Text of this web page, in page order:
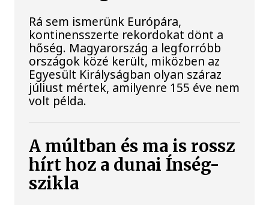
Rá sem ismerünk Európára,
kontinensszerte rekordokat dönt a
hőség. Magyarország a legforróbb
országok közé került, miközben az
Egyesült Királyságban olyan száraz
júliust mértek, amilyenre 155 éve nem
volt példa.
A múltban és ma is rossz
hírt hoz a dunai Ínség-
szikla